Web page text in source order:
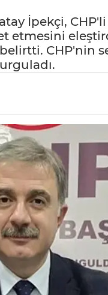
İpekçi,
etmesini
CHP'nin